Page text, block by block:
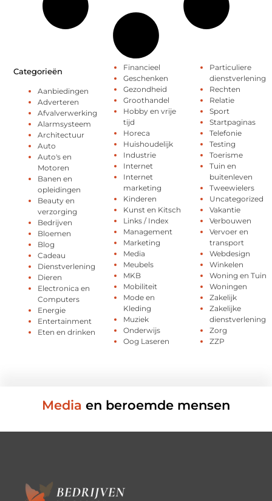
Categorieën
Aanbiedingen
Adverteren
Afvalverwerking
Alarmsysteem
Architectuur
Auto
Auto's en
Motoren
Banen en
opleidingen
Beauty en
verzorging
Bedrijven
Bloemen
Blog
Cadeau
Dienstverlening
Dieren
Electronica en
Computers
Energie
Entertainment
Eten en drinken
Financieel
Geschenken
Gezondheid
Groothandel
Hobby en vrije
tijd
Horeca
Huishoudelijk
Industrie
Internet
Internet
marketing
Kinderen
Kunst en Kitsch
Links / Index
Management
Marketing
Media
Meubels
MKB
Mobiliteit
Mode en
Kleding
Muziek
Onderwijs
Oog Laseren
Particuliere
dienstverlening
Rechten
Relatie
Sport
Startpaginas
Telefonie
Testing
Toerisme
Tuin en
buitenleven
Tweewielers
Uncategorized
Vakantie
Verbouwen
Vervoer en
transport
Webdesign
Winkelen
Woning en Tuin
Woningen
Zakelijk
Zakelijke
dienstverlening
Zorg
ZZP
Media en beroemde mensen